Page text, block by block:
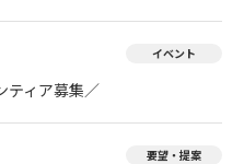
イベント
ティア募集／
要望・提案